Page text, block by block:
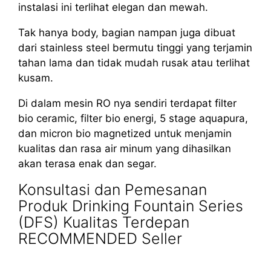
instalasi ini terlihat elegan dan mewah.
Tak hanya body, bagian nampan juga dibuat
dari stainless steel bermutu tinggi yang terjamin
tahan lama dan tidak mudah rusak atau terlihat
kusam.
Di dalam mesin RO nya sendiri terdapat filter
bio ceramic, filter bio energi, 5 stage aquapura,
dan micron bio magnetized untuk menjamin
kualitas dan rasa air minum yang dihasilkan
akan terasa enak dan segar.
Konsultasi dan Pemesanan
Produk Drinking Fountain Series
(DFS) Kualitas Terdepan
RECOMMENDED Seller